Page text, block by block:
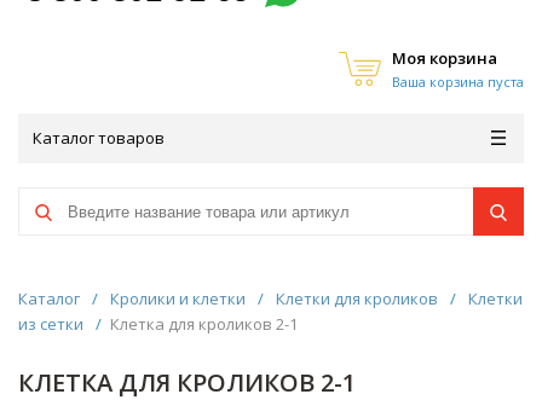
Моя корзина
Ваша корзина пуста
Каталог товаров
Каталог / Кролики и клетки / Клетки для кроликов / Клетки
из сетки
/ Клетка для кроликов 2-1
КЛЕТКА ДЛЯ КРОЛИКОВ 2-1